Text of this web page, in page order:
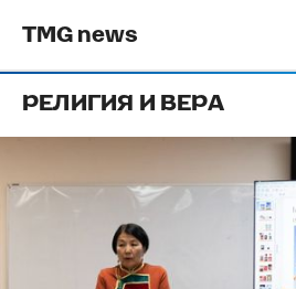
TMG news
РЕЛИГИЯ И ВЕРА